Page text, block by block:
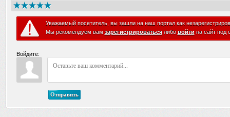
Уважаемый посетитель, вы зашли на наш портал как
Мы рекомендуем вам зарегистрироватьсялибо войти на сайт под
Войдите:
Отправить